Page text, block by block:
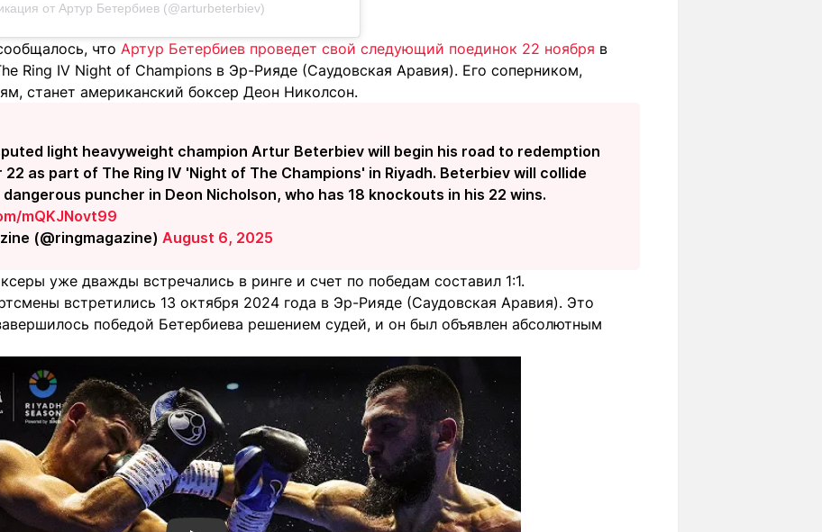
от Артур Бетербиев (@arturbeterbiev)
что Артур Бетербиев проведет свой следующий поединок 22 ноября в
Ring IV Night of Champions в Эр-Рияде (Саудовская Аравия). Его соперником,
станет американский боксер Деон Николсон.
light heavyweight champion Artur Beterbiev will begin his road to redemption
22 as part of The Ring IV 'Night of The Champions' in Riyadh. Beterbiev will collide
puncher in Deon Nicholson, who has 18 knockouts in his 22 wins.
mQKJNovt99
(@ringmagazine) August 6, 2025
уже дважды встречались в ринге и счет по победам составил 1:1.
встретились 13 октября 2024 года в Эр-Рияде (Саудовская Аравия). Это
победой Бетербиева решением судей, и он был объявлен абсолютным